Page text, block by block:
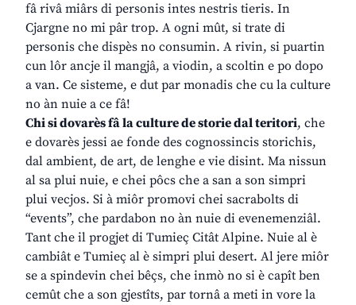
fâ rivâ miârs di personis intes nestris tieris. In
Cjargne no mi pâr trop. A ogni mût, si trate di
personis che dispès no consumin. A rivin, si puartin
cun lôr ancje il mangjâ, a viodin, a scoltin e po dopo
a van. Ce sisteme, e dut par monadis che cu la culture
no àn nuie a ce fâ!
Chi si dovarès fâ la culture de storie dal teritori, che
e dovarès jessi ae fonde des cognossincis storichis,
dal ambient, de art, de lenghe e vie disint. Ma nissun
al sa plui nuie, e chei pôcs che a san a son simpri
plui vecjos. Si à miôr promovi chei sacrabolts di
“events”, che pardabon no àn nuie di evenemenziâl.
Tant che il progjet di Tumieç Citât Alpine. Nuie al è
cambiât e Tumieç al è simpri plui desert. Al jere miôr
se a spindevin chei bêçs, che inmò no si è capît ben
cemût che a son gjestîts, par tornâ a meti in vore la